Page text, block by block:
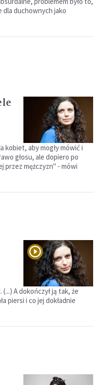
dla duchownych jako
kobiet, aby mogły mówić i
głosu, ale dopiero po
przez mężczyzn" - mówi
A dokończył ją tak, że
piersi i co jej dokładnie